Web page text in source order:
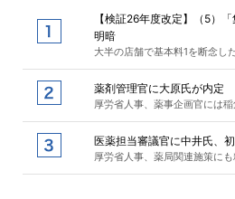
【検証26年度改定】（5）
明暗
大半の店舗で基本料1を断念し
薬剤管理官に大原氏が内定
厚労省人事、薬事企画官には稲
医薬担当審議官に中井氏、
厚労省人事、薬局関連施策にも